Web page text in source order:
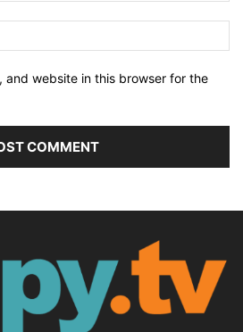
and website in this browser for the